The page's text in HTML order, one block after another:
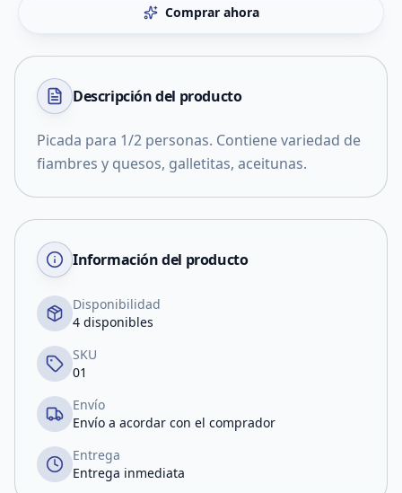
Comprar ahora
Descripción del producto
Picada para 1/2 personas. Contiene variedad de
fiambres y quesos, galletitas, aceitunas.
Información del producto
Disponibilidad
4 disponibles
SKU
01
Envío
Envío a acordar con el comprador
Entrega
Entrega inmediata